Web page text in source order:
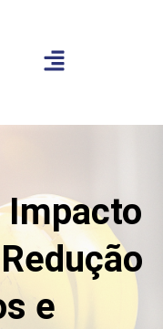
Impacto
e